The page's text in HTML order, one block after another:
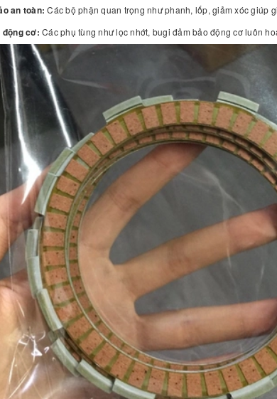
an toàn: Các bộ phận quan trọng như phanh, lốp, giảm xóc giúp
động cơ: Các phụ tùng như lọc nhớt, bugi đảm bảo động cơ luôn